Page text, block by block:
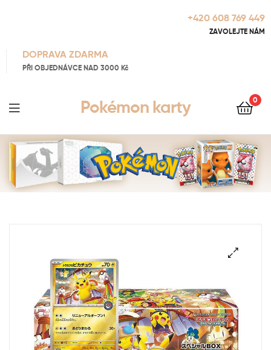
+420 608 769 449
ZAVOLEJTE NÁM
DOPRAVA ZDARMA
PŘI OBJEDNÁVCE NAD 3000 Kč
Pokémon karty 0